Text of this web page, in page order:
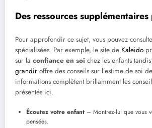
Des ressources
Pour approfondir ce sujet, vous pouvez
spécialisées. Par exemple, le site de Kaleido
sur la confiance en soi chez les enfants
grandir offre des conseils sur l’estime de soi
informations complètent brillamment les
présentés ici.
Écoutez votre enfant – Montrez-lui que vous
pensées.